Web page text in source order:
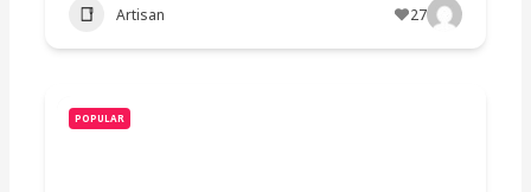
Artisan 27
POPULAR